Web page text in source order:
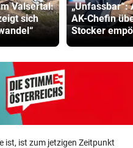
Valsertal:
sich
„Unfassbar“:
AK-Chefin
Stocker
ist, ist zum jetzigen Zeitpunkt